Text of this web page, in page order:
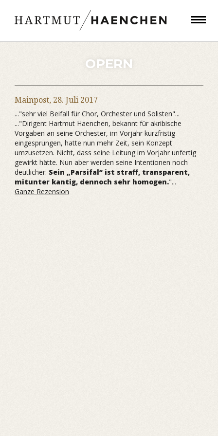
OPERN
Mainpost, 28. Juli 2017
..."sehr viel Beifall für Chor, Orchester und Solisten"...
..."Dirigent Hartmut Haenchen, bekannt für akribische
Vorgaben an seine Orchester, im Vorjahr kurzfristig
eingesprungen, hatte nun mehr Zeit, sein Konzept
umzusetzen. Nicht, dass seine Leitung im Vorjahr unfertig
gewirkt hätte. Nun aber werden seine Intentionen noch
deutlicher: Sein „Parsifal“ ist straff, transparent,
mitunter kantig, dennoch sehr homogen."...
Ganze Rezension